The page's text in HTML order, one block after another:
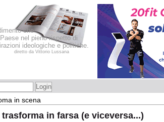
che
nel pieno rispetto di
ideologiche e politiche.
diretto da Vittorio Lussana
in scena
in farsa (e viceversa...)